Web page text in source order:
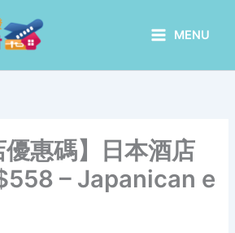
MENU
優惠碼】日本酒店
– Japanican e